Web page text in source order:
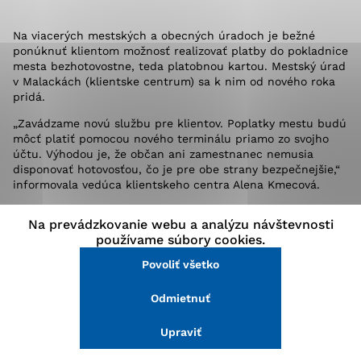
Na viacerých mestských a obecných úradoch je bežné
ponúknuť klientom možnosť realizovať platby do pokladnice
mesta bezhotovostne, teda platobnou kartou. Mestský úrad
v Malackách (klientske centrum) sa k nim od nového roka
pridá.
„Zavádzame novú službu pre klientov. Poplatky mestu budú
môcť platiť pomocou nového terminálu priamo zo svojho
účtu. Výhodou je, že občan ani zamestnanec nemusia
disponovať hotovosťou, čo je pre obe strany bezpečnejšie,“
informovala vedúca klientskeho centra Alena Kmecová.
Ďalšie
Na prevádzkovanie webu a analýzu návštevnosti
používame súbory cookies.
Povoliť všetko
Odmietnuť
Upraviť
stránky. Bez týchto súborov cookie nemôže web
správne fungovať.
Analytické cookies
Analytické cookies pomáhajú prevádzkovateľovi stránok
pochopiť, ako návštevníci stránok stránku používajú,
aby mohol stránky optimalizovať a ponúknuť im lepšiu
skúsenosť. Všetky dáta sa zbierajú anonymne a nie je
možné ich spojiť s konkrétnou osobou.
Povoliť všetko
Uložiť nastavenia
Viac informácií